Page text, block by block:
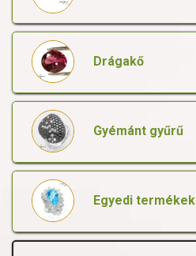
Drágakő
Gyémánt gyűrű
Egyedi termékek